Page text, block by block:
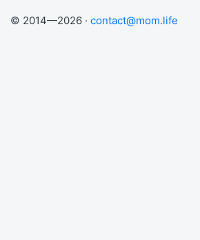
© 2014—2026 · contact@mom.life